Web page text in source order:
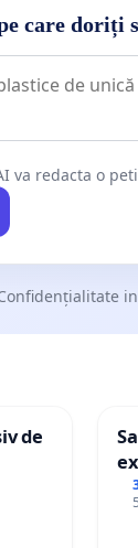
care doriți
va redacta o
de